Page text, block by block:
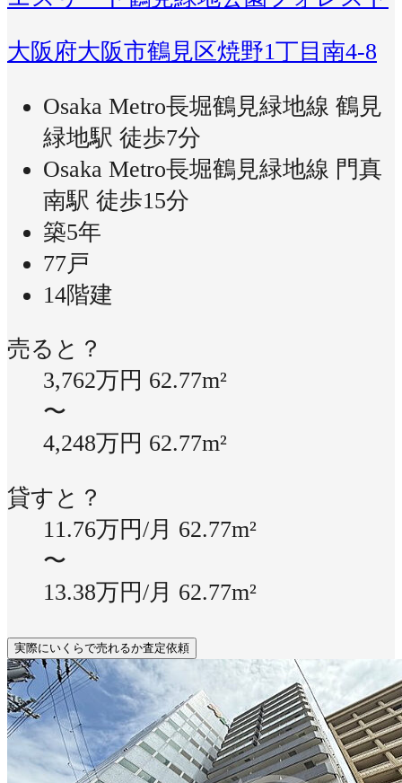
大阪府大阪市鶴見区焼野1丁目南4-8
Osaka Metro長堀鶴見緑地線 鶴見
緑地駅 徒歩7分
Osaka Metro長堀鶴見緑地線 門真
南駅 徒歩15分
築5年
77戸
14階建
売ると？
3,762万円 62.77m²
〜
4,248万円 62.77m²
貸すと？
11.76万円/月 62.77m²
〜
13.38万円/月 62.77m²
実際にいくらで売れるか査定依頼